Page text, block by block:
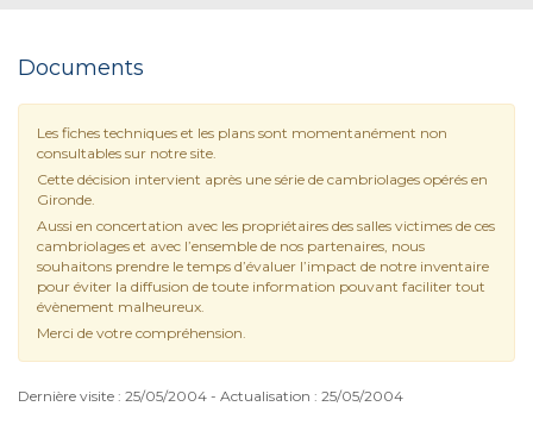
Documents
Les fiches techniques et les plans sont momentanément non
consultables sur notre site.
Cette décision intervient après une série de cambriolages opérés en
Gironde.
Aussi en concertation avec les propriétaires des salles victimes de ces
cambriolages et avec l’ensemble de nos partenaires, nous
souhaitons prendre le temps d’évaluer l’impact de notre inventaire
pour éviter la diffusion de toute information pouvant faciliter tout
évènement malheureux.
Merci de votre compréhension.
Dernière visite : 25/05/2004 - Actualisation : 25/05/2004